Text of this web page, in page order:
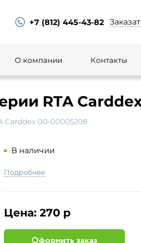
+7 (812) 445-43-82
О компании Контакты
RTA
Carddex 00-00005208
В наличии
Подробнее
Цена: 270 р
Оформить заказ